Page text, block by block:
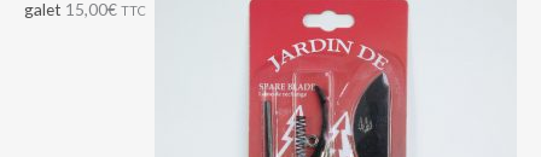
galet 15,00€ TTC